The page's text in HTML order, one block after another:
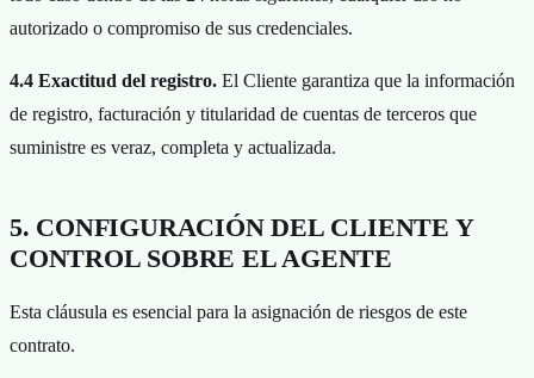
autorizado o compromiso de sus credenciales.
4.4 Exactitud del registro. El Cliente garantiza que la información
de registro, facturación y titularidad de cuentas de terceros que
suministre es veraz, completa y actualizada.
5. CONFIGURACIÓN DEL CLIENTE Y
CONTROL SOBRE EL AGENTE
Esta cláusula es esencial para la asignación de riesgos de este
contrato.